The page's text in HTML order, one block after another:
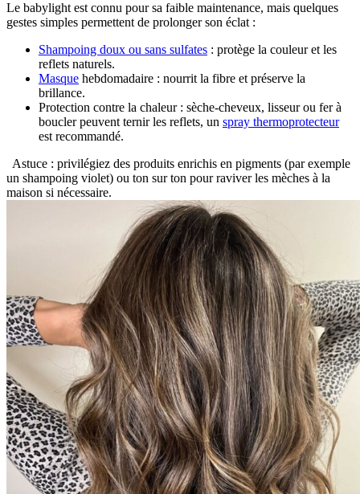
Le babylight est connu pour sa faible maintenance, mais quelques
gestes simples permettent de prolonger son éclat :
Shampoing doux ou sans sulfates : protège la couleur et les
reflets naturels.
Masque hebdomadaire : nourrit la fibre et préserve la
brillance.
Protection contre la chaleur : sèche-cheveux, lisseur ou fer à
boucler peuvent ternir les reflets, un spray thermoprotecteur
est recommandé.
Astuce : privilégiez des produits enrichis en pigments (par exemple
un shampoing violet) ou ton sur ton pour raviver les mèches à la
maison si nécessaire.